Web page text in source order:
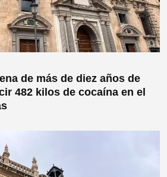
de más de diez años de
482 kilos de cocaína en el